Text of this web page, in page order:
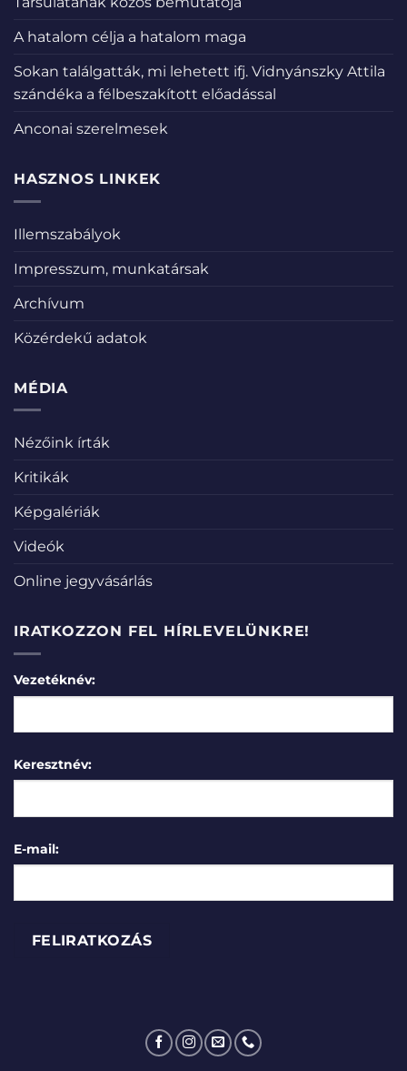
A hatalom célja a hatalom maga
Sokan találgatták, mi lehetett ifj. Vidnyánszky Attila
szándéka a félbeszakított előadással
Anconai szerelmesek
HASZNOS LINKEK
Illemszabályok
Impresszum, munkatársak
Archívum
Közérdekű adatok
MÉDIA
Nézőink írták
Kritikák
Képgalériák
Videók
Online jegyvásárlás
IRATKOZZON FEL HÍRLEVELÜNKRE!
Vezetéknév:
Keresztnév:
E-mail: